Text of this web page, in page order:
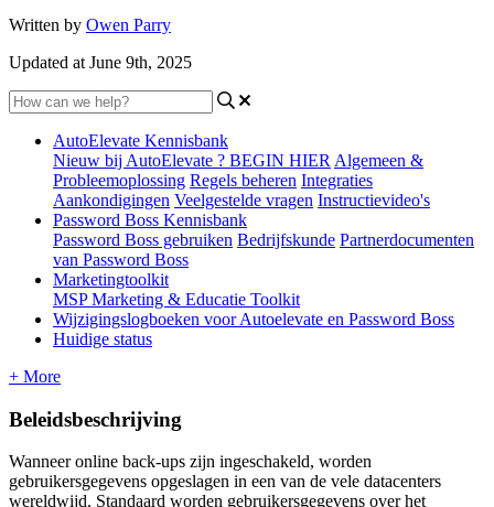
Written by Owen Parry
Updated at June 9th, 2025
AutoElevate Kennisbank
Nieuw bij AutoElevate ? BEGIN HIER Algemeen &
Probleemoplossing Regels beheren Integraties
Aankondigingen Veelgestelde vragen Instructievideo's
Password Boss Kennisbank
Password Boss gebruiken Bedrijfskunde Partnerdocumenten
van Password Boss
Marketingtoolkit
MSP Marketing & Educatie Toolkit
Wijzigingslogboeken voor Autoelevate en Password Boss
Huidige status
+ More
Beleidsbeschrijving
Wanneer online back-ups zijn ingeschakeld, worden
gebruikersgegevens opgeslagen in een van de vele datacenters
wereldwijd. Standaard worden gebruikersgegevens over het